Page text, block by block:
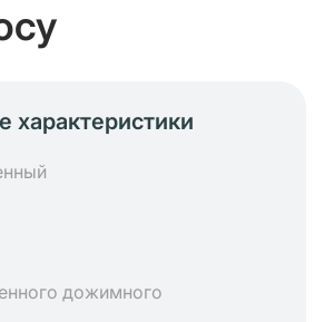
характеристики
дожимного